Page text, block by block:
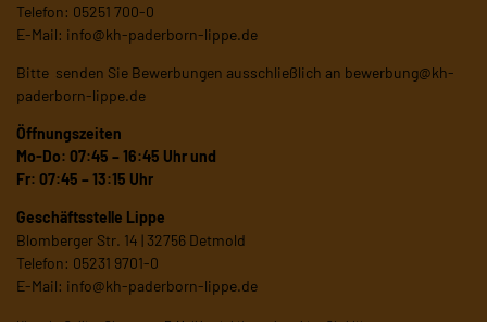
Telefon: 05251 700-0
E-Mail: info@kh-paderborn-lippe.de
Bitte senden Sie Bewerbungen ausschließlich an bewerbung@kh-
paderborn-lippe.de
Öffnungszeiten
Mo-Do: 07:45 – 16:45 Uhr und
Fr: 07:45 – 13:15 Uhr
Geschäftsstelle Lippe
Blomberger Str. 14 | 32756 Detmold
Telefon: 05231 9701-0
E-Mail: info@kh-paderborn-lippe.de